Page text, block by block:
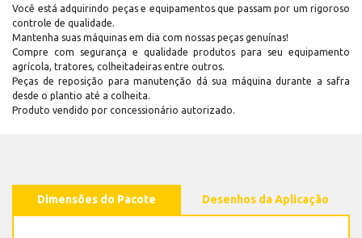
Você está adquirindo peças e equipamentos que passam por um rigoroso
controle de qualidade.
Mantenha suas máquinas em dia com nossas peças genuínas!
Compre com segurança e qualidade produtos para seu equipamento
agrícola, tratores, colheitadeiras entre outros.
Peças de reposição para manutenção dá sua máquina durante a safra
desde o plantio até a colheita.
Produto vendido por concessionário autorizado.
Dimensões do Pacote Desenhos da Aplicação